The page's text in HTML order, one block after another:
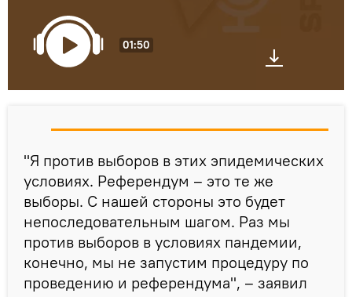
01:50
"Я против выборов в этих эпидемических
условиях. Референдум – это те же
выборы. С нашей стороны это будет
непоследовательным шагом. Раз мы
против выборов в условиях пандемии,
конечно, мы не запустим процедуру по
проведению и референдума", – заявил